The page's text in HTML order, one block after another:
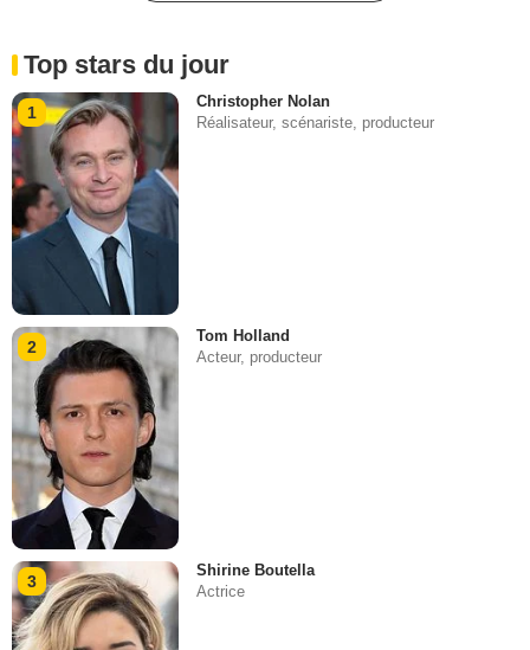
Top stars du jour
1
Christopher Nolan
Réalisateur, scénariste, producteur
2
Tom Holland
Acteur, producteur
3
Shirine Boutella
Actrice